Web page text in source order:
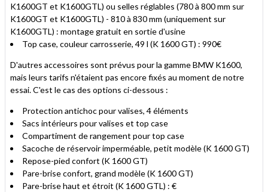
K1600GT et K1600GTL) ou selles réglables (780 à 800 mm sur
K1600GT et K1600GTL) - 810 à 830 mm (uniquement sur
K1600GTL) : montage gratuit en sortie d'usine
Top case, couleur carrosserie, 49 l (K 1600 GT) : 990€
D'autres accessoires sont prévus pour la gamme BMW K1600,
mais leurs tarifs n'étaient pas encore fixés au moment de notre
essai. C'est le cas des options ci-dessous :
Protection antichoc pour valises, 4 éléments
Sacs intérieurs pour valises et top case
Compartiment de rangement pour top case
Sacoche de réservoir imperméable, petit modèle (K 1600 GT)
Repose-pied confort (K 1600 GT)
Pare-brise confort, grand modèle (K 1600 GT)
Pare-brise haut et étroit (K 1600 GTL) : €